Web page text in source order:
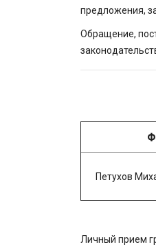
предложения,
Обращение,
Петухов
Личный прием